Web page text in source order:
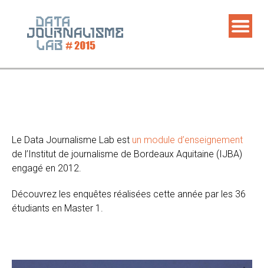
content
Le Data Journalisme Lab est un module d’enseignement
de l’Institut de journalisme de Bordeaux Aquitaine (IJBA)
engagé en 2012.
Découvrez les enquêtes réalisées cette année par les 36
étudiants en Master 1.